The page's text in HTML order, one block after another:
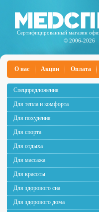
Сертифицированный магазин
© 2006-2026
О нас Акции Оплата
Спецпредложения
Для тепла и комфорта
Для похудения
Для спорта
Для отдыха
Для массажа
Для красоты
Для здорового сна
Для здорового дома